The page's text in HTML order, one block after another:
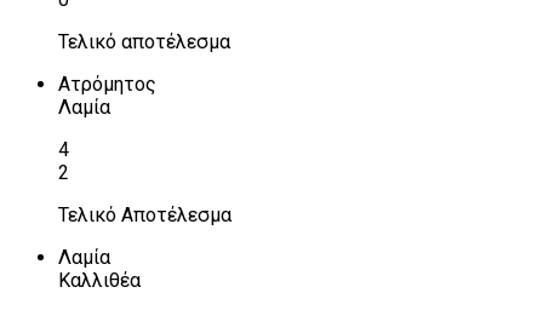
Τελικό αποτέλεσμα
Ατρόμητος
Λαμία
4
2
Τελικό Αποτέλεσμα
Λαμία
Καλλιθέα